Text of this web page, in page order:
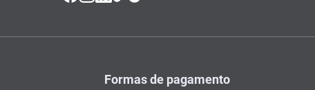
Formas de pagamento